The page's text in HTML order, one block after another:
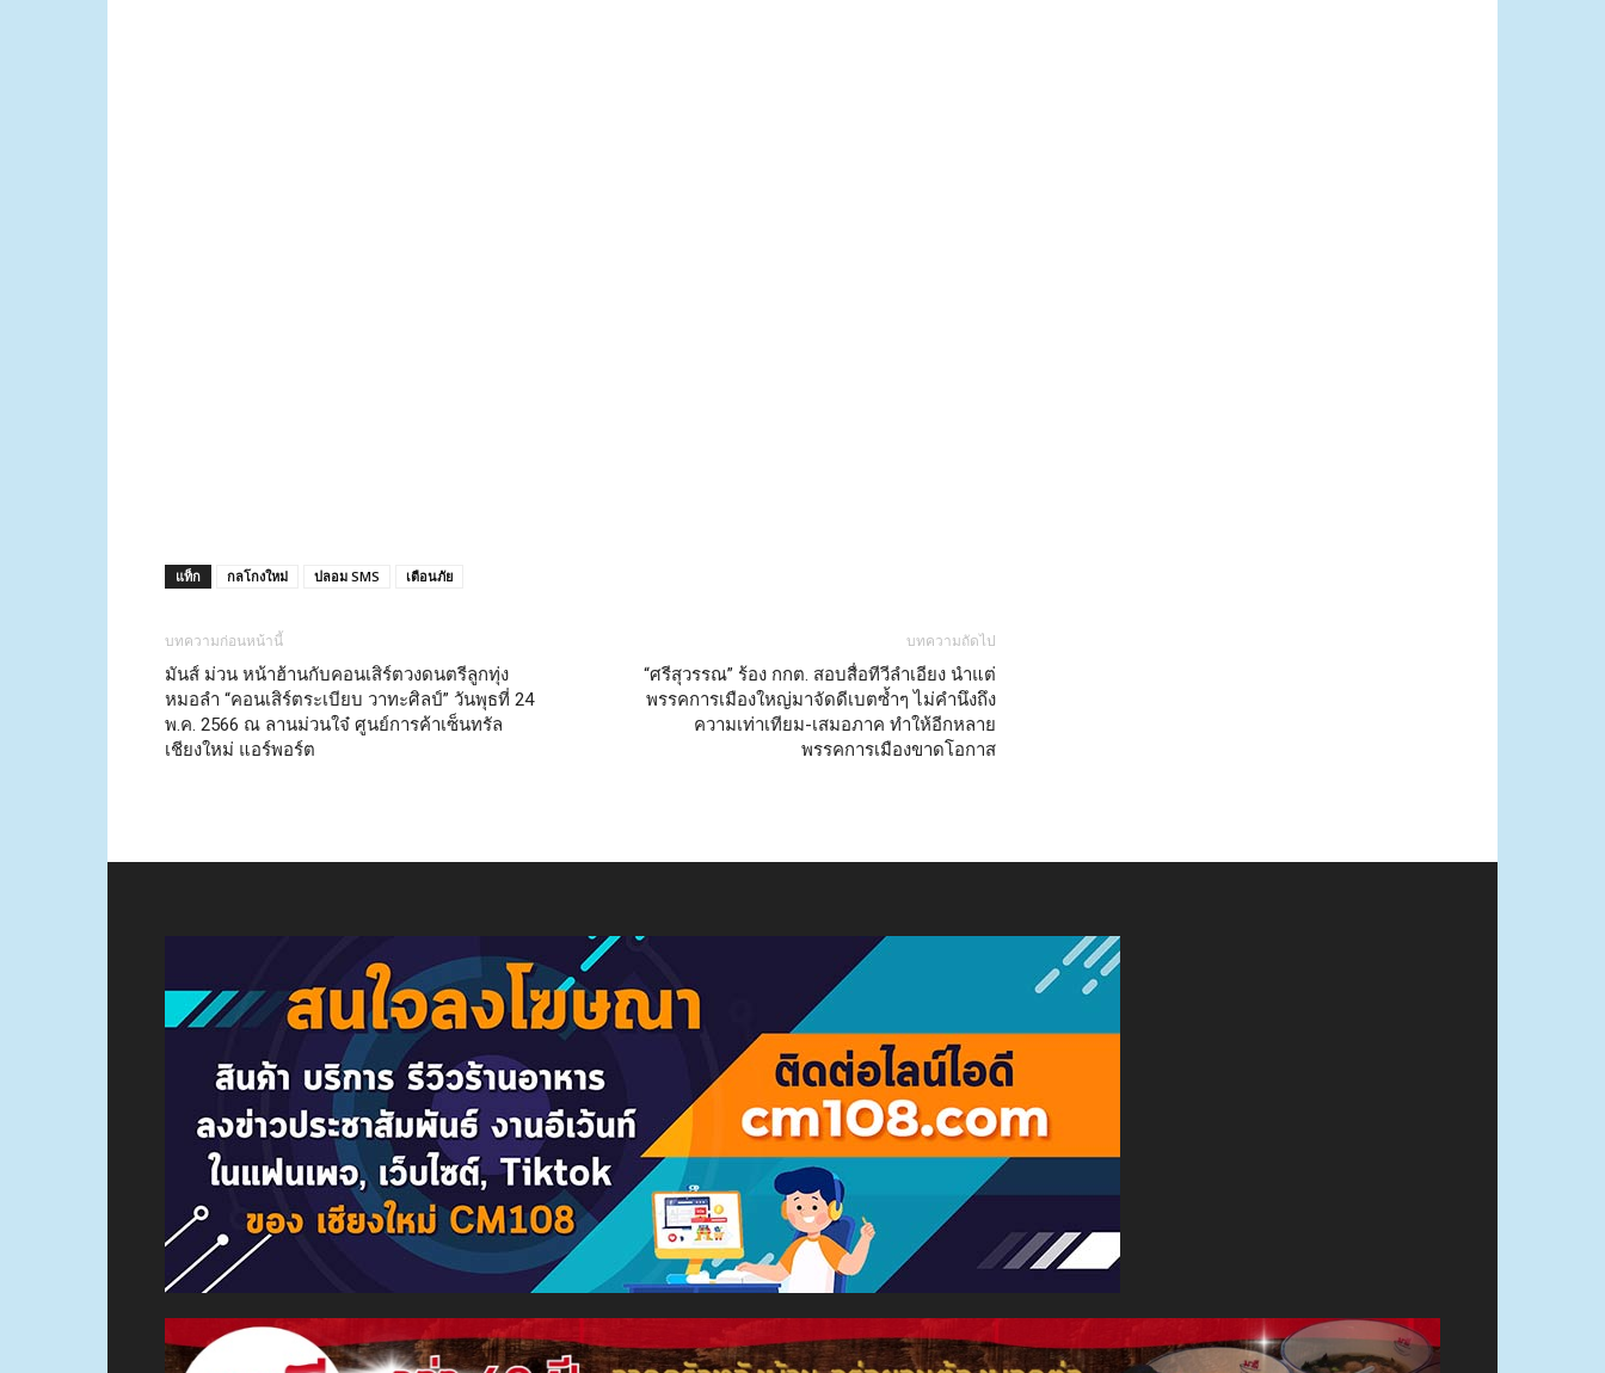
แท็ก กลโกงใหม่ ปลอม SMS เตือนภัย
บทความก่อนหน้านี้
มันส์ ม่วน หน้าฮ้านกับคอนเสิร์ตวงดนตรีลูกทุ่ง
หมอลำ “คอนเสิร์ตระเบียบ วาทะศิลป์” วันพุธที่ 24
พ.ค. 2566 ณ ลานม่วนใจ๋ ศูนย์การค้าเซ็นทรัล
เชียงใหม่ แอร์พอร์ต
บทความถัดไป
“ศรีสุวรรณ” ร้อง กกต. สอบสื่อทีวีลำเอียง นำแต่
พรรคการเมืองใหญ่มาจัดดีเบตซ้ำๆ ไม่คํานึงถึง
ความเท่าเทียม-เสมอภาค ทำให้อีกหลาย
พรรคการเมืองขาดโอกาส